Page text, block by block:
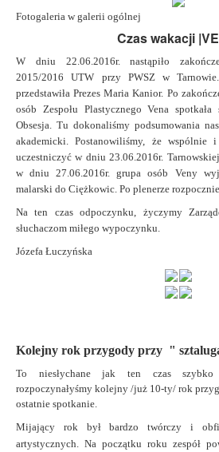
Fotogaleria w galerii ogólnej
Czas wakacji
W dniu 22.06.2016r. nastąpiło
2015/2016 UTW przy PWSZ w
przedstawiła Prezes Maria Kanior. Po
osób Zespołu Plastycznego Vena
Obsesja. Tu dokonaliśmy podsumowania
akademicki.Postanowiliśmy, że
uczestniczyć w dniu 23.06.2016r.
w dniu 27.06.2016r. grupa osób Veny
malarski do Ciężkowic. Po plenerze
Na ten czas odpoczynku, życzymy
słuchaczom miłego wypoczynku.
Józefa Łuczyńska
Kolejny rok przygody przy "
To niesłychane jak ten czas szybko
rozpoczynałyśmy kolejny /już 10-ty/ rok
ostatnie spotkanie.
Mijający rok był bardzo twórczy i
artystycznych. Na początku roku zespół